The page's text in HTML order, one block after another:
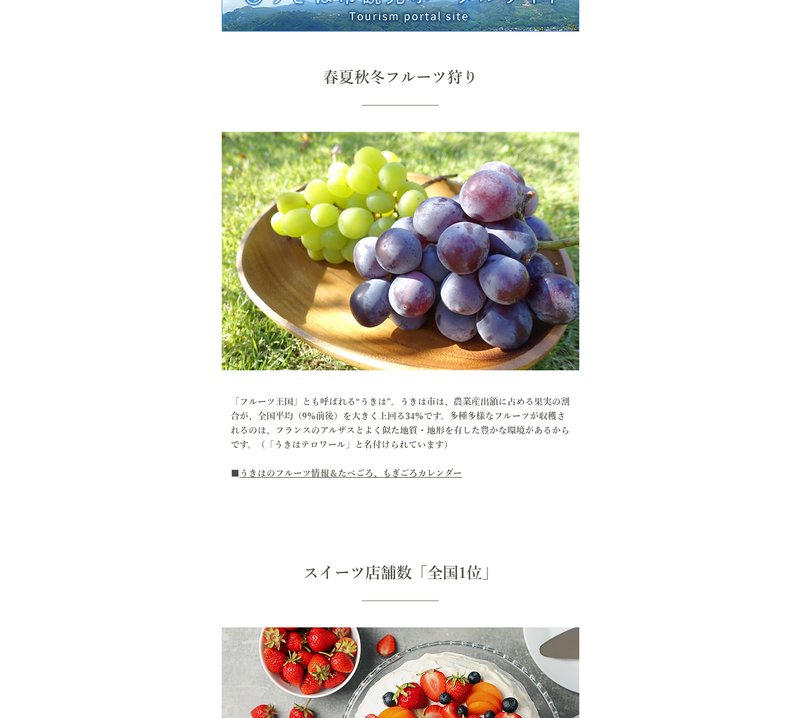
春夏秋冬フルーツ狩り
「フルーツ王国」とも呼ばれる“うきは”。うきは市は、農業産出額に占める果実の割
合が、全国平均（9％前後）を大きく上回る34％です。多種多様なフルーツが収穫さ
れるのは、フランスのアルザスとよく似た地質・地形を有した豊かな環境があるから
です。（「うきはテロワール」と名付けられています）
うきはのフルーツ情報＆たべごろ、もぎごろカレンダー
スイーツ店舗数「全国1位」